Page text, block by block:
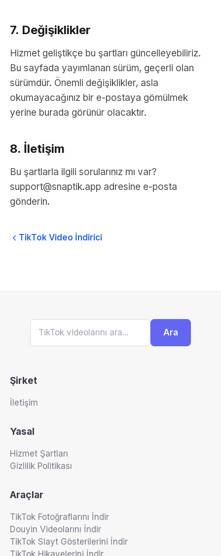
7. Değişiklikler
Hizmet geliştikçe bu şartları güncelleyebiliriz.
Bu sayfada yayımlanan sürüm, geçerli olan
sürümdür. Önemli değişiklikler, asla
okumayacağınız bir e-postaya gömülmek
yerine burada görünür olacaktır.
8. İletişim
Bu şartlarla ilgili sorularınız mı var?
support@snaptik.app adresine e-posta
gönderin.
TikTok Video İndirici
Ara
Şirket
İletişim
Yasal
Hizmet Şartları
Gizlilik Politikası
Araçlar
TikTok Fotoğraflarını İndir
Douyin Videolarını İndir
TikTok Slayt Gösterilerini İndir
TikTok Hikayelerini İndir